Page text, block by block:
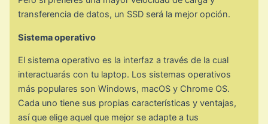
transferencia de datos, un SSD será la mejor opción.
Sistema operativo
El sistema operativo es la interfaz a través de la cual
interactuarás con tu laptop. Los sistemas operativos
más populares son Windows, macOS y Chrome OS.
Cada uno tiene sus propias características y ventajas,
así que elige aquel que mejor se adapte a tus